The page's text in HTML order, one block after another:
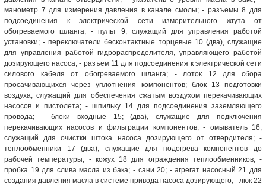
манометр 7 для измерения давления в канале смолы; - разъемы 8 для
подсоединения к электрической сети измерительного жгута от
обогреваемого шланга; - пульт 9, служащий для управления работой
установки; - переключатели бесконтактные торцевые 10 (два), служащие
для управления работой гидрораспределителя, управляющего работой
дозирующего насоса; - разъем 11 для подсоединения к электрической сети
силового кабеля от обогреваемого шланга; - лоток 12 для сбора
просачивающихся через уплотнения компонентов; блок 13 подготовки
воздуха, служащий для обеспечения сжатым воздухом перекачивающих
насосов и пистолета; - шпильку 14 для подсоединения заземляющего
провода; - блоки входные 15; (два), служащие для подключения
перекачивающих насосов и фильтрации компонентов; - омыватель 16,
служащий для очистки штока насоса дозирующего от отвердителя; -
теплообменники 17 (два), служащие для подогрева компонентов до
рабочей температуры; - кожух 18 для ограждения теплообменников; -
пробка 19 для слива масла из бака; - сани 20; - агрегат насосный 21 для
создания давления масла в системе привода насоса дозирующего; - люк 22